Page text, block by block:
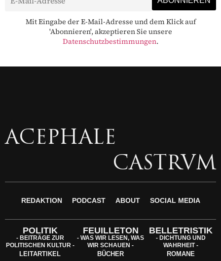
Mit Eingabe der E-Mail-Adresse und dem Klick auf
'Abonnieren', akzeptieren Sie unsere
Datenschutzbestimmungen.
ACEPHALE
CASTRVM
REDAKTION PODCAST ABOUT SOCIAL MEDIA
POLITIK
- BEITRÄGE ZUR
POLITISCHEN KULTUR -
LEITARTIKEL
FEUILLETON
- WAS WIR LESEN, WAS
WIR SCHAUEN -
BÜCHER
BELLETRISTIK
- DICHTUNG UND
WAHRHEIT -
ROMANE